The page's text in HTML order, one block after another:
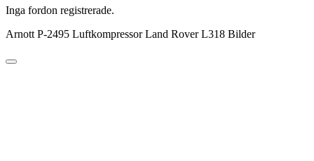
Inga fordon registrerade.
Arnott P-2495 Luftkompressor Land Rover L318 Bilder